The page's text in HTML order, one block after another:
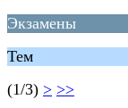
Экзамены
Тем
(1/3) > >>